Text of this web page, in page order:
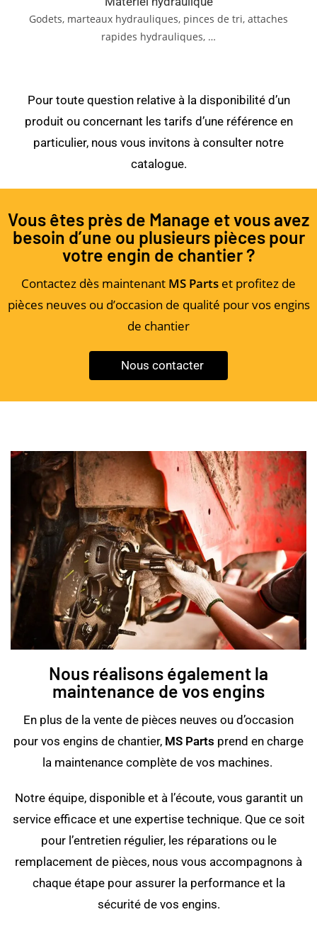
Godets, marteaux hydrauliques, pinces de tri, attaches
rapides hydrauliques, …
Pour toute question relative à la disponibilité d’un
produit ou concernant les tarifs d’une référence en
particulier, nous vous invitons à consulter notre
catalogue.
Vous êtes près de Manage et vous avez
besoin d’une ou plusieurs pièces pour
votre engin de chantier ?
Contactez dès maintenant MS Parts et profitez de
pièces neuves ou d’occasion de qualité pour vos engins
de chantier
Nous contacter
Nous réalisons également la
maintenance de vos engins
En plus de la vente de pièces neuves ou d’occasion
pour vos engins de chantier, MS Parts prend en charge
la maintenance complète de vos machines.
Notre équipe, disponible et à l’écoute, vous garantit un
service efficace et une expertise technique. Que ce soit
pour l’entretien régulier, les réparations ou le
remplacement de pièces, nous vous accompagnons à
chaque étape pour assurer la performance et la
sécurité de vos engins.